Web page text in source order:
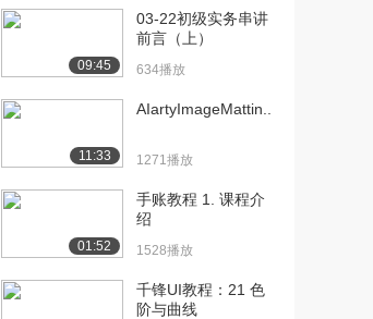
[10] 千锋Java教程：4.使
1298播放
[11] 千锋Java教程：4.使
1526播放
[12] 千锋Java教程：5.使
1174播放
10:55
[13] 千锋Java教程：5.使
11:01
09:45
03-22初级实务串讲
前言（上）
634播放
11:33
AIartyImageMattin...
1271播放
01:52
手账教程 1. 课程介
绍
1528播放
千锋UI教程：21 色
阶与曲线